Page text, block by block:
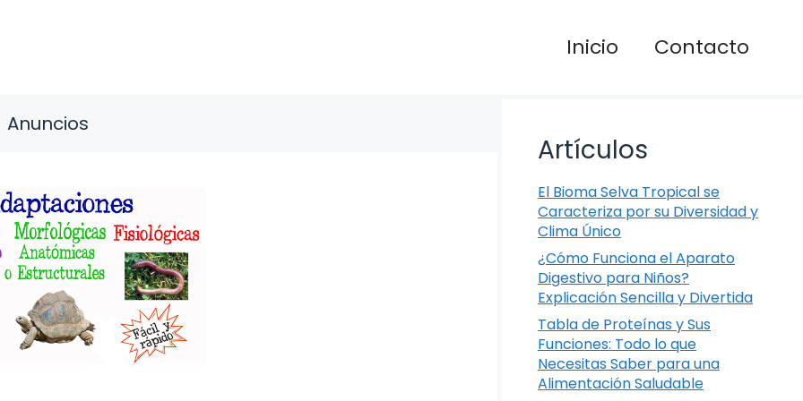
Inicio Contacto
Anuncios
Artículos
El Bioma Selva Tropical se
Caracteriza por su Diversidad y
Clima Único
¿Cómo Funciona el Aparato
Digestivo para Niños?
Explicación Sencilla y Divertida
Tabla de Proteínas y Sus
Funciones: Todo lo que
Necesitas Saber para una
Alimentación Saludable